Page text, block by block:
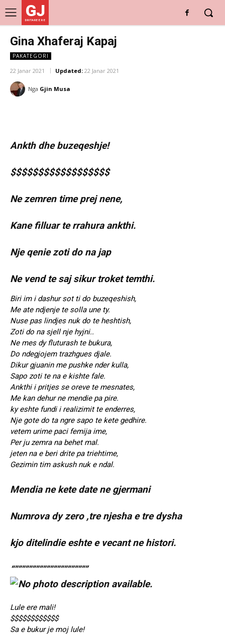
GJ
DRITARE E RE
Gina Xhaferaj Kapaj
PAKATEGORI
22 Janar 2021 Updated: 22 Janar 2021
Nga Gjin Musa
Ankth dhe buzeqeshje!
$$$$$$$$$$$$$$$$$$
Ne zemren time prej nene,
Kane filluar te rrahura ankthi.
Nje qenie zoti do na jap
Ne vend te saj sikur troket temthi.
Biri im i dashur sot ti do buzeqeshish,
Me ate ndjenje te solla une ty.
Nuse pas lindjes nuk do te heshtish,
Zoti do na sjell nje hyjni..
Ne mes dy fluturash te bukura,
Do ndegjojem trazhgues djale.
Dikur gjuanin me pushke nder kulla,
Sapo zoti te na e kishte fale.
Ankthi i pritjes se oreve te mesnates,
Me kan dehur ne mendie pa pire.
ky eshte fundi i realizimit te enderres,
Nje gote do ta ngre sapo te kete gedhire.
vetem urime paci femija ime,
Per ju zemra na behet mal.
jeten na e beri drite pa triehtime,
Gezimin tim askush nuk e ndal.
Mendia ne kete date ne gjermani
Numrova dy zero ,tre njesha e tre dysha
kjo ditelindie eshte e vecant ne histori.
“”””””””””””””””””””””
Lule ere mali!
$$$$$$$$$$$$
Sa e bukur je moj lule!